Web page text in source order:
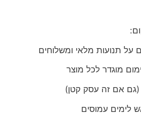
על תנועות מלאי ומשלוחים
מוגדר לכל מוצר
(גם אם זה עסק קטן)
לימים עמוסים